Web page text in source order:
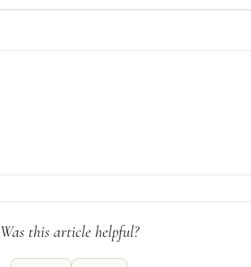
Was this article helpful?